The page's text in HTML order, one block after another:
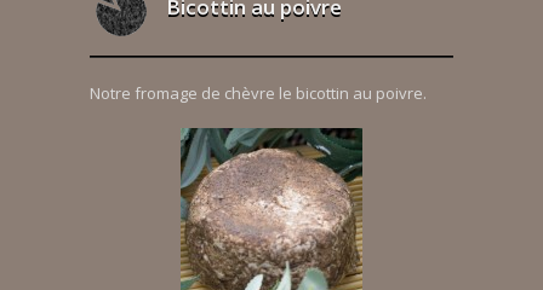
Bicottin au poivre
Notre fromage de chèvre le bicottin au poivre.